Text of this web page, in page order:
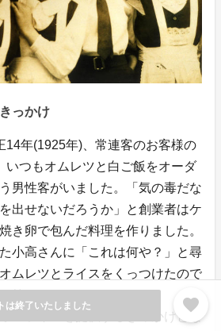
は終了いたしました favorite
っかけ
14年(1925年)、常連客のお客様の
いつもオムレツと白ご飯をオーダ
男性客がいました。「気の毒だな
出せないだろうか」と創業者はケ
き卵で包んだ料理を作りました。
小高さんに「これは何や？」と尋
ムレツとライスをくっつけたので
ムライスを提供するきっかけとな